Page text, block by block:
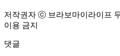
저작권자 ⓒ 브라보마이라이프
이용 금지
댓글